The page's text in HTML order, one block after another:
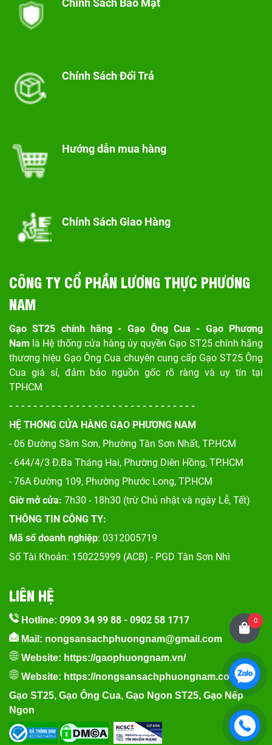
Chính Sách Bảo Mật
Chính Sách Đổi Trả
Hướng dẫn mua hàng
Chính Sách Giao Hàng
CÔNG TY CỔ PHẦN LƯƠNG THỰC PHƯƠNG
NAM
Gạo ST25 chính hãng - Gạo Ông Cua - Gạo Phương
Nam là Hệ thống cửa hàng ủy quyền Gạo ST25 chính hãng
thương hiệu Gạo Ông Cua chuyên cung cấp Gạo ST25 Ông
Cua giá sỉ, đảm bảo nguồn gốc rõ ràng và uy tín tại
TPHCM
- - - - - - - - - - - - - - - - - - - - - - - - - - - - - - -
HỆ THỐNG CỬA HÀNG GẠO PHƯƠNG NAM
- 06 Đường Sầm Sơn, Phường Tân Sơn Nhất, TP.HCM
- 644/4/3 Đ.Ba Tháng Hai, Phường Diên Hồng, TP.HCM
- 76A Đường 109, Phường Phước Long, TP.HCM
Giờ mở cửa: 7h30 - 18h30 (trừ Chủ nhật và ngày Lễ, Tết)
THÔNG TIN CÔNG TY:
Mã số doanh nghiệp: 0312005719
Số Tài Khoản: 150225999 (ACB) - PGD Tân Sơn Nhì
LIÊN HỆ
Hotline: 0909 34 99 88 - 0902 58 1717
Mail: nongsansachphuongnam@gmail.com
Website: https://gaophuongnam.vn/
Website: https://nongsansachphuongnam.com
Gạo ST25, Gạo Ông Cua, Gạo Ngon ST25, Gạo Nếp
Ngon
0